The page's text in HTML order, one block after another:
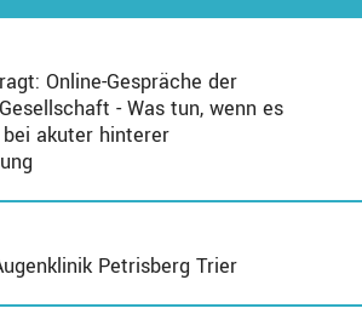
Online-Gespräche der
- Was tun, wenn es
akuter hinterer
Petrisberg Trier